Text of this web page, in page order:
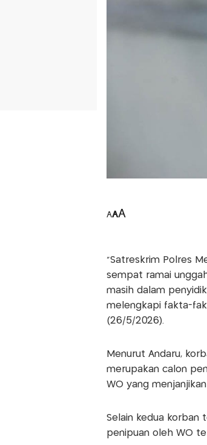
AAA
"Satreskrim Polres
sempat ramai
masih dalam
melengkapi fakta-
(26/5/2026).
Menurut Andaru,
merupakan calon
WO yang
Selain kedua korban
penipuan oleh WO